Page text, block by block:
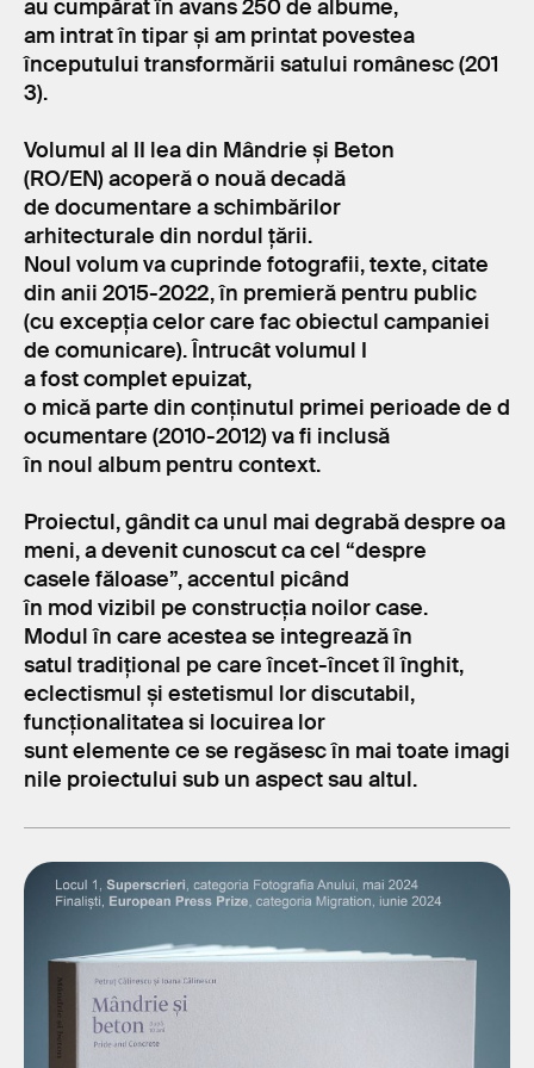
au cumpărat în avans 250 de albume,
am intrat în tipar și am printat povestea
începutului transformării satului românesc (201
3).
Volumul al II lea din Mândrie și Beton
(RO/EN) acoperă o nouă decadă
de documentare a schimbărilor
arhitecturale din nordul țării.
Noul volum va cuprinde fotografii, texte, citate
din anii 2015-2022, în premieră pentru public
(cu excepția celor care fac obiectul campaniei
de comunicare). Întrucât volumul I
a fost complet epuizat,
o mică parte din conținutul primei perioade de d
ocumentare (2010-2012) va fi inclusă
în noul album pentru context.
Proiectul, gândit ca unul mai degrabă despre oa
meni, a devenit cunoscut ca cel “despre
casele făloase”, accentul picând
în mod vizibil pe construcția noilor case.
Modul în care acestea se integrează în
satul tradițional pe care încet-încet îl înghit,
eclectismul și estetismul lor discutabil,
funcționalitatea si locuirea lor
sunt elemente ce se regăsesc în mai toate imagi
nile proiectului sub un aspect sau altul.